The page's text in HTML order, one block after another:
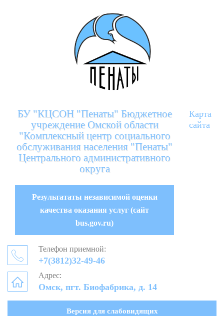
БУ "КЦСОН "Пенаты" Бюджетное
учреждение Омской области
"Комплексный центр социального
обслуживания населения "Пенаты"
Центрального административного
округа
Результататы независимой оценки
качества оказания услуг (сайт
bus.gov.ru)
Карта
сайта
Телефон приемной:
+7(3812)32-49-46
Адрес:
Омск, пгт. Биофабрика, д. 14
Версия для слабовидящих